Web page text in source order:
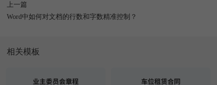
上一篇
Word中如何对文档的行数和字数精准控制？
相关模板